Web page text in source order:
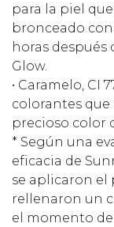
para la piel
bronceado
horas
Glow.
• Caramelo, CI
colorantes
precioso color
* Según una
eficacia de
se aplicaron el
rellenaron un
el momento